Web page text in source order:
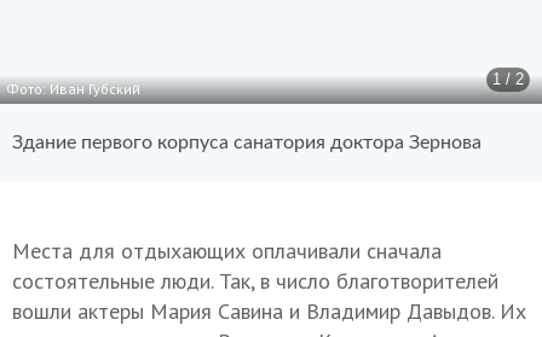
1 / 2
Фото: Иван Губский
Здание первого корпуса санатория доктора Зернова
Места для отдыхающих оплачивали сначала
состоятельные люди. Так, в число благотворителей
вошли актеры Мария Савина и Владимир Давыдов. Их